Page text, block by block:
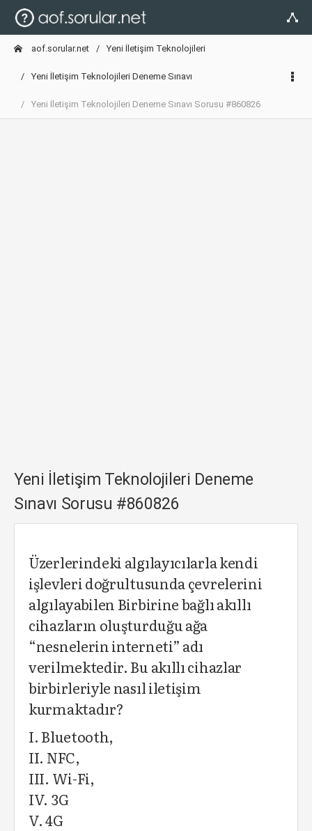
aof.sorular.net Yeni İletişim Teknolojileri
Yeni İletişim Teknolojileri Deneme Sınavı
Yeni İletişim Teknolojileri Deneme Sınavı Sorusu #860826
Yeni İletişim Teknolojileri Deneme
Sınavı Sorusu #860826
Üzerlerindeki algılayıcılarla kendi
işlevleri doğrultusunda çevrelerini
algılayabilen Birbirine bağlı akıllı
cihazların oluşturduğu ağa
“nesnelerin interneti” adı
verilmektedir. Bu akıllı cihazlar
birbirleriyle nasıl iletişim
kurmaktadır?
I. Bluetooth,
II. NFC,
III. Wi-Fi,
IV. 3G
V. 4G